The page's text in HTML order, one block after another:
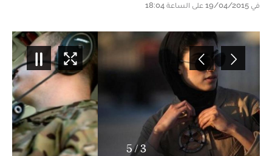
في 19/04/2015 على الساعة 18:04
3
/
5